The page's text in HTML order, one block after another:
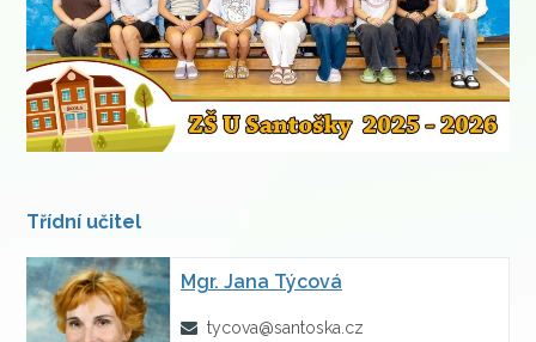
Třídní učitel
Mgr. Jana Týcová
tycova@santoska.cz